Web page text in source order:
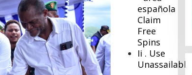
española
Claim
Free
Spins
Ii . Use
Unassailable